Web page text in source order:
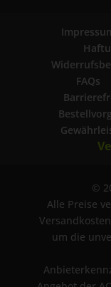
FAQs
©
Alle Preise
um die